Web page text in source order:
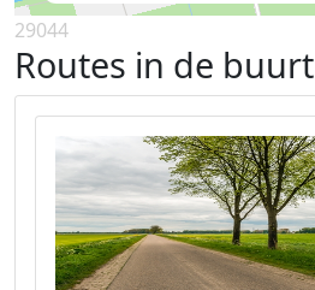
29044
Routes in de buurt